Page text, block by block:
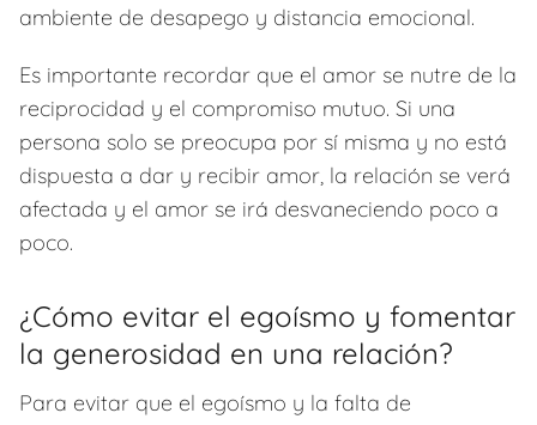
ambiente de desapego y distancia emocional.
Es importante recordar que el amor se nutre de la
reciprocidad y el compromiso mutuo. Si una
persona solo se preocupa por sí misma y no está
dispuesta a dar y recibir amor, la relación se verá
afectada y el amor se irá desvaneciendo poco a
poco.
¿Cómo evitar el egoísmo y fomentar
la generosidad en una relación?
Para evitar que el egoísmo y la falta de